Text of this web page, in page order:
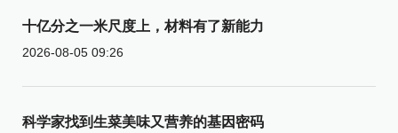
十亿分之一米尺度上，材料有了新能力
2026-08-05 09:26
科学家找到生菜美味又营养的基因密码